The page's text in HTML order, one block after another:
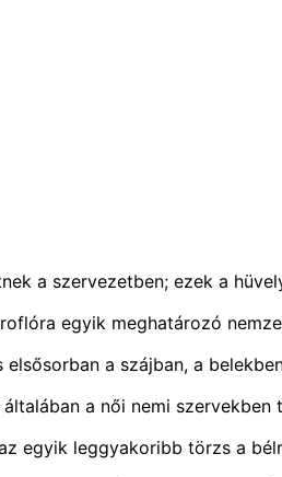
a szervezetben; ezek a
egyik meghatározó
a szájban, a
a női nemi szervekben
egyik leggyakoribb törzs a